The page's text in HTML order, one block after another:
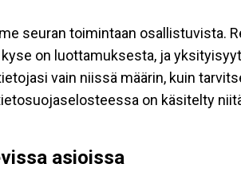
seuran toimintaan osallistuvista.
on luottamuksesta, ja
vain niissä määrin, kuin
on käsitelty
asioissa